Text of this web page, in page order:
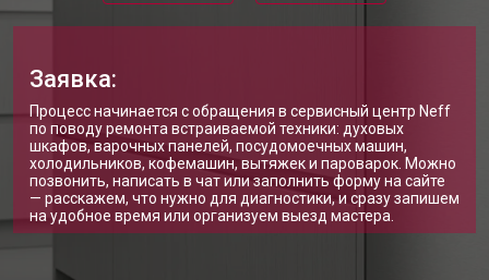
машины Neff
Ремонт/замена датчика
температуры
от 1590 ₽ Заказать
Замена замка посудомоечной
машины Neff
от 1600 ₽ Заказать
Ремонт электропроводки от 1250 ₽ Заказать
Заявка:
Процесс начинается с обращения в сервисный центр Neff
по поводу ремонта встраиваемой техники: духовых
шкафов, варочных панелей, посудомоечных машин,
холодильников, кофемашин, вытяжек и пароварок. Можно
позвонить, написать в чат или заполнить форму на сайте
— расскажем, что нужно для диагностики, и сразу запишем
на удобное время или организуем выезд мастера.